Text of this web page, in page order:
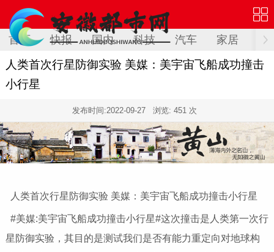
首页 快报 国内 科技 汽车 家居 健
人类首次行星防御实验 美媒：美宇宙飞船成功撞击
小行星
发布时间:2022-09-27 浏览: 451 次
人类首次行星防御实验 美媒：美宇宙飞船成功撞击小行星
#美媒:美宇宙飞船成功撞击小行星#这次撞击是人类第一次行
星防御实验，其目的是测试我们是否有能力重定向对地球构